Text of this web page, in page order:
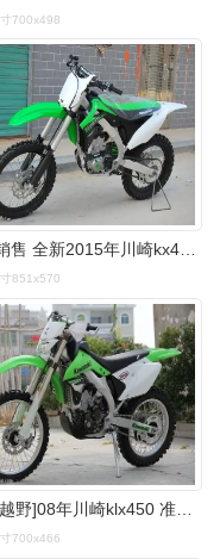
700x498
现货销售 全新2015年川崎kx450f 最佳越野车
851x570
700x466